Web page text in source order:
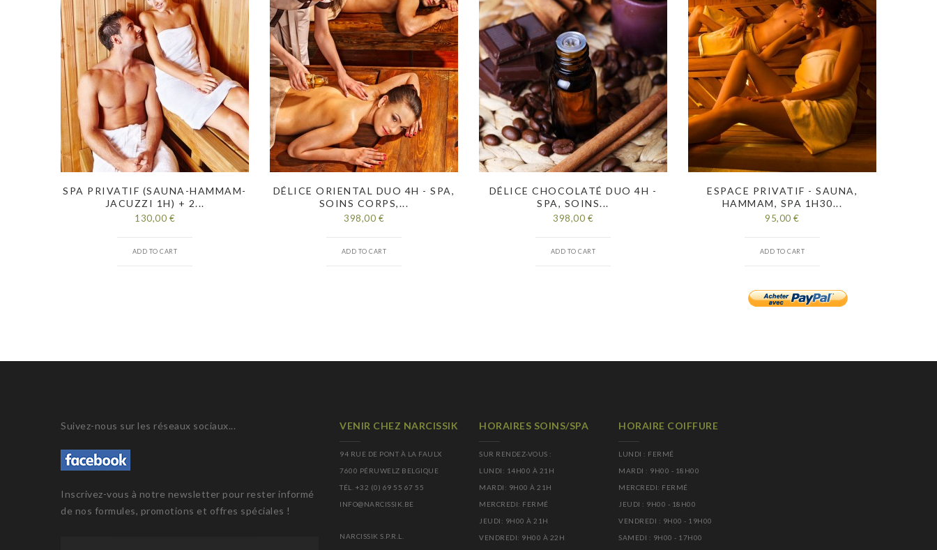
SPA PRIVATIF (SAUNA-HAMMAM-
JACUZZI 1H) + 2...
130,00 €
ADD TO CART
DÉLICE ORIENTAL DUO 4H - SPA,
SOINS CORPS,...
398,00 €
ADD TO CART
DÉLICE CHOCOLATÉ DUO 4H -
SPA, SOINS...
398,00 €
ADD TO CART
ESPACE PRIVATIF - SAUNA,
HAMMAM, SPA 1H30...
95,00 €
ADD TO CART
Suivez-nous sur les réseaux sociaux...
Inscrivez-vous à notre newsletter pour rester informé
de nos formules, promotions et offres spéciales !
VENIR CHEZ NARCISSIK
94 RUE DE PONT À LA FAULX
7600 PÉRUWELZ BELGIQUE
TÉL. +32 (0) 69 55 67 55
INFO@NARCISSIK.BE
NARCISSIK S.P.R.L.
HORAIRES SOINS/SPA
SUR RENDEZ-VOUS :
LUNDI: 14H00 À 21H
MARDI: 9H00 À 21H
MERCREDI: FERMÉ
JEUDI: 9H00 À 21H
VENDREDI: 9H00 À 22H
HORAIRE COIFFURE
LUNDI : FERMÉ
MARDI : 9H00 - 18H00
MERCREDI: FERMÉ
JEUDI : 9H00 - 18H00
VENDREDI : 9H00 - 19H00
SAMEDI : 9H00 - 17H00